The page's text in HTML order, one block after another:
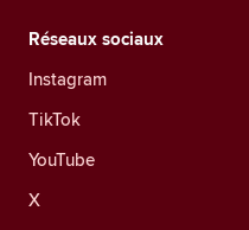
Réseaux sociaux
Instagram
TikTok
YouTube
X